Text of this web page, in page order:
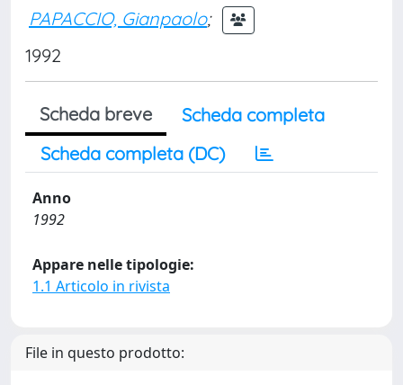
PAPACCIO, Gianpaolo;
1992
Scheda breve
Scheda completa
Scheda completa (DC)
Anno
1992
Appare nelle tipologie:
1.1 Articolo in rivista
File in questo prodotto: